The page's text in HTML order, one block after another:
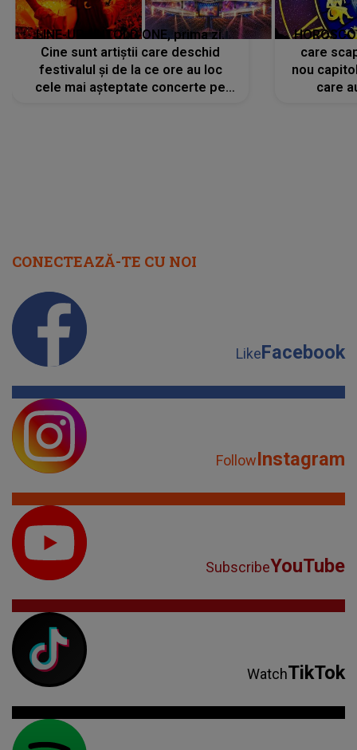
LINE-UP UNTOLD ONE, prima zi.
Cine sunt artiștii care deschid
festivalul și de la ce ore au loc
cele mai așteptate concerte pe
care
nou
care
CONECTEAZĂ-TE CU NOI
LikeFacebook
FollowInstagram
SubscribeYouTube
WatchTikTok